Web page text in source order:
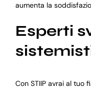
aumenta la
Esperti
Con STIIP avrai al tuo